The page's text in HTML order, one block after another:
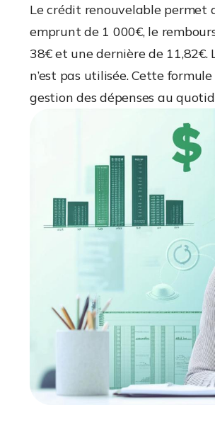
Le crédit renouvelable permet
emprunt de 1 000€, le
38€ et une dernière de 11,82€.
n’est pas utilisée. Cette
gestion des dépenses au